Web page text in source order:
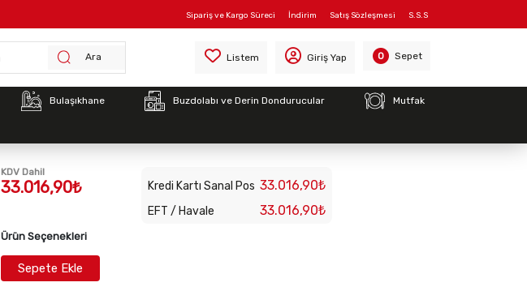
S.S.S
Satış Sözleşmesi
İndirim
Sipariş ve Kargo Süreci
Ara Listem Giriş Yap 0 Sepet
Bulaşıkhane Buzdolabı ve Derin Dondurucular Mutfak
Stok Kodu:INO-9TC10
İnoksan 9TC10 Ara Tezgah, 1/2 Modül,
KDV Dahil
33.016,90₺ Kredi Kartı Sanal Pos 33.016,90₺
EFT / Havale 33.016,90₺
Ürün Seçenekleri
Sepete Ekle